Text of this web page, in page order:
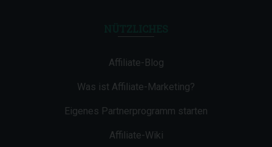
Affiliate-Blog
Was ist Affiliate-Marketing?
Eigenes Partnerprogramm starten
Affiliate-Wiki